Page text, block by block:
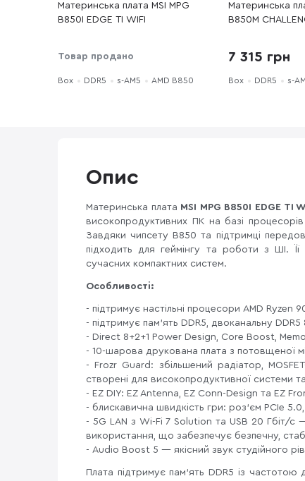
Материнська плата MSI MPG
B850I EDGE TI WIFI
Товар продано
Box DDR5 s-AM5 AMD B850
Материнська
B850M
7 315 грн
Box DDR5 s-
Опис
Материнська плата MSI MPG B850I EDGE TI
високопродуктивних ПК на базі
Завдяки чипсету B850 та підтримці
підходить для геймінгу та роботи з ШІ. Її
сучасних компактних систем.
Особливості:
- підтримує настільні процесори AMD
- підтримує пам'ять DDR5, двоканальну
- Direct 8+2+1 Power Design, Core Boost,
- 10-шарова друкована плата з потовщеної
- Frozr Guard: збільшений радіатор,
створені для високопродуктивної системи
- EZ DIY: EZ Antenna, EZ Conn-Design та EZ
- блискавична швидкість гри: роз'єм PCIe
- 5G LAN з Wi-Fi 7 Solution та USB 20 Гбіт/с
використання, що забезпечує безпечну,
- Audio Boost 5 — якісний звук студійного
Плата підтримує пам’ять DDR5 із